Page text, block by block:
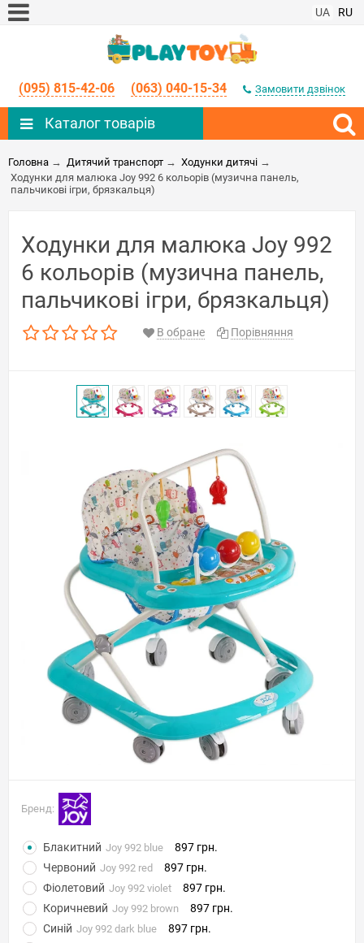
UA RU
(095) 815-42-06 (063) 040-15-34 Замовити дзвінок
Каталог товарів
Головна → Дитячий транспорт → Ходунки дитячі →
Ходунки для малюка Joy 992 6 кольорів (музична панель,
пальчикові ігри, брязкальця)
Ходунки для малюка Joy 992
6 кольорів (музична панель,
пальчикові ігри, брязкальця)
В обране Порівняння
Бренд:
Блакитний Joy 992 blue
897 грн.
Червоний Joy 992 red
897 грн.
Фіолетовий Joy 992 violet
897 грн.
Коричневий Joy 992 brown
897 грн.
Синій Joy 992 dark blue
897 грн.